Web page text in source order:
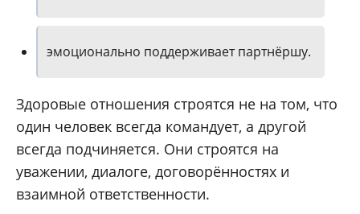
эмоционально поддерживает партнёршу.
Здоровые отношения строятся не на том, что
один человек всегда командует, а другой
всегда подчиняется. Они строятся на
уважении, диалоге, договорённостях и
взаимной ответственности.